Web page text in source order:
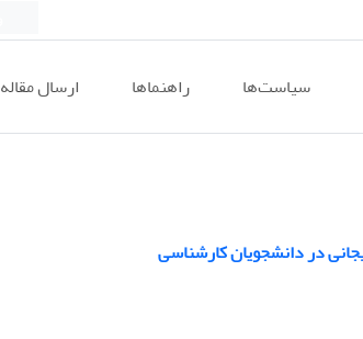
سیاست‌ها راهنماها ارسال مقاله
در دانشجویان کارشناسی